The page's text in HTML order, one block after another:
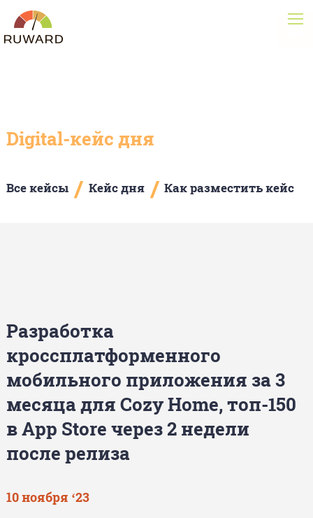
Digital-кейс дня
Все кейсы / Кейс дня / Как разместить кейс
Разработка
кроссплатформенного
мобильного приложения за 3
месяца для Cozy Home, топ-150
в App Store через 2 недели
после релиза
10 ноября ‘23